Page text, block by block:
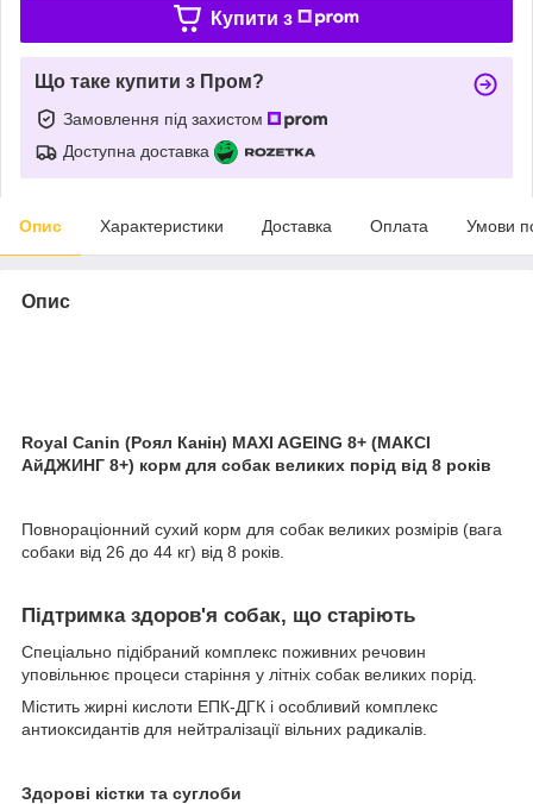
Купити з
Що таке купити з Пром?
Замовлення під захистом
Доступна доставка
Опис Характеристики Доставка Оплата Умови
Опис
Royal Canin (Роял Канін) MAXI AGEING 8+ (МАКСІ
АйДЖИНГ 8+) корм для собак великих порід від 8 років
Повнораціонний сухий корм для собак великих розмірів (вага
собаки від 26 до 44 кг) від 8 років.
Підтримка здоров'я собак, що старіють
Спеціально підібраний комплекс поживних речовин
уповільнює процеси старіння у літніх собак великих порід.
Містить жирні кислоти ЕПК-ДГК і особливий комплекс
антиоксидантів для нейтралізації вільних радикалів.
Здорові кістки та суглоби